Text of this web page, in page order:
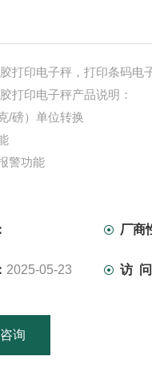
打印电子秤，打印条码电
打印电子秤产品说明：
/磅）单位转换
警功能
厂商
2025-05-23 访
询